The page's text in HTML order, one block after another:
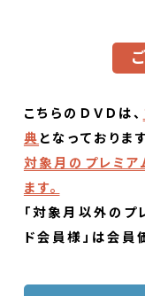
こちらのＤＶＤは、
典となっております
対象月のプレミ
ます。
「対象月以外のプ
ド会員様」は会員